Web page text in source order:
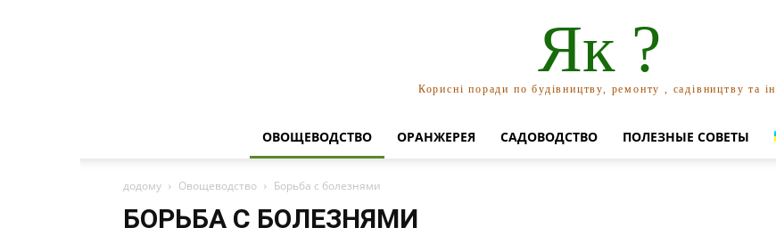
Як ?
Корисні поради по будівництву, ремонту , садівництву та ін.
ОВОЩЕВОДСТВО ОРАНЖЕРЕЯ САДОВОДСТВО ПОЛЕЗНЫЕ СОВЕТЫ
додому Овощеводство Борьба с болезнями
БОРЬБА С БОЛЕЗНЯМИ